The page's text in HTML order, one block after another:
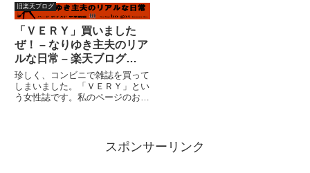
な、まったり、ねっとり系のアン
キモ系ネタ。しかし、それを書く
には大変な量の？なんだろう？脳
内物質・・・・思い出せん。ま、
いっ...
旧楽天ブログ
「ＶＥＲＹ」買いました
ぜ！ – なりゆき主夫のリア
ルな日常 – 楽天ブログ
（Blog）
珍しく、コンビニで雑誌を買って
しまいました。「ＶＥＲＹ」とい
う女性誌です。私のページのおす
ンデレラ」か、「サウンド・オ
ブ・ミュージック」か？『継母もスポンサーリンク